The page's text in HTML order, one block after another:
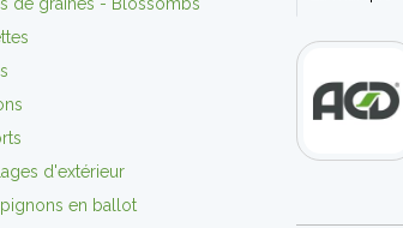
d'extérieur
en ballot